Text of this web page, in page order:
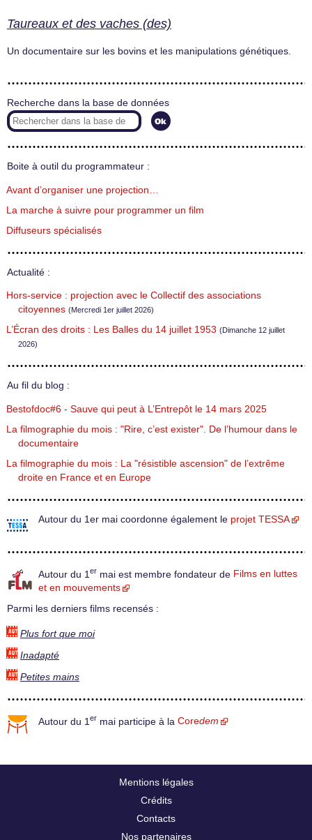
Taureaux et des vaches (des)
Un documentaire sur les bovins et les manipulations génétiques.
Recherche dans la base de données
Boite à outil du programmateur :
Avant d’organiser une projection…
La marche à suivre pour programmer un film
Diffuseurs spécialisés
Actualité :
Hors-service : projection avec le Collectif des associations
citoyennes (Mercredi 1er juillet 2026)
L’Écran des droits : Les Balles du 14 juillet 1953 (Dimanche 12 juillet
2026)
Au fil du blog :
Bestofdoc#6 - Sauve qui peut à L’Entrepôt le 14 mars 2025
La filmographie du mois : "Rire, c’est exister". De l’humour dans le
documentaire
La filmographie du mois : La "résistible ascension" de l’extrême
droite en France et en Europe
Autour du 1er mai coordonne également le projet TESSA
Autour du 1 er mai est membre fondateur de Films en luttes
et en mouvements
Parmi les derniers films recensés :
Plus fort que moi
Inadapté
Petites mains
Autour du 1 er mai participe à la Coredem
Mentions légales
Crédits
Contacts
Nos partenaires